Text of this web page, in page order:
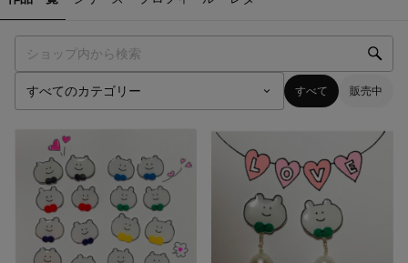
すべて 販売中